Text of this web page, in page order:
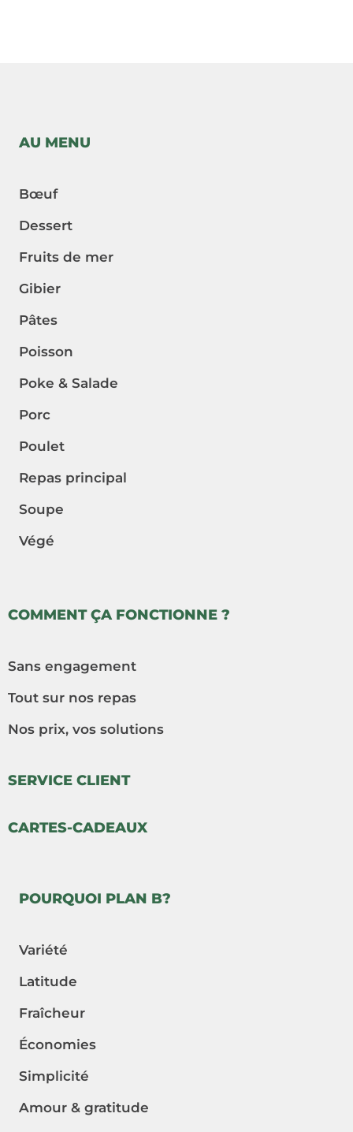
AU MENU
Bœuf
Dessert
Fruits de mer
Gibier
Pâtes
Poisson
Poke & Salade
Porc
Poulet
Repas principal
Soupe
Végé
COMMENT ÇA FONCTIONNE ?
Sans engagement
Tout sur nos repas
Nos prix, vos solutions
SERVICE CLIENT
CARTES-CADEAUX
POURQUOI PLAN B?
Variété
Latitude
Fraîcheur
Économies
Simplicité
Amour & gratitude